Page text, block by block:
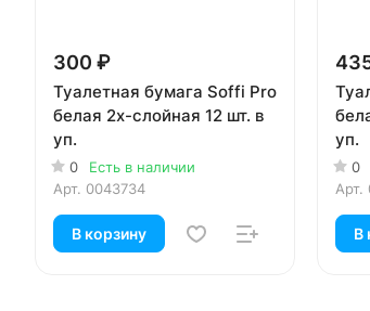
300 ₽
Туалетная бумага Soffi Pro
белая 2х-слойная 12 шт. в
уп.
0
Есть в наличии
Арт. 0043734
В корзину
уп.
0
Арт.
В